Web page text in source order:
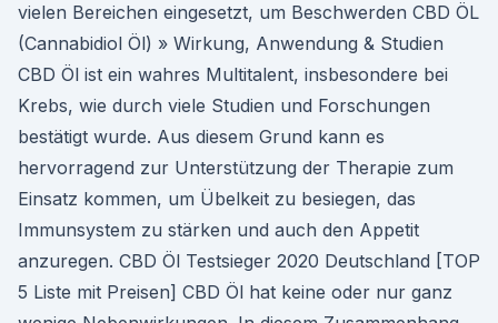
vielen Bereichen eingesetzt, um Beschwerden CBD ÖL
(Cannabidiol Öl) » Wirkung, Anwendung & Studien
CBD Öl ist ein wahres Multitalent, insbesondere bei
Krebs, wie durch viele Studien und Forschungen
bestätigt wurde. Aus diesem Grund kann es
hervorragend zur Unterstützung der Therapie zum
Einsatz kommen, um Übelkeit zu besiegen, das
Immunsystem zu stärken und auch den Appetit
anzuregen. CBD Öl Testsieger 2020 Deutschland [TOP
5 Liste mit Preisen] CBD Öl hat keine oder nur ganz